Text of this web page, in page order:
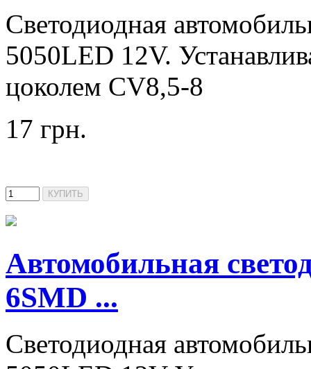
Светодиодная
5050LED 12V.
цоколем CV8,5-8
17 грн.
Автомобильная
6SMD ...
Светодиодная